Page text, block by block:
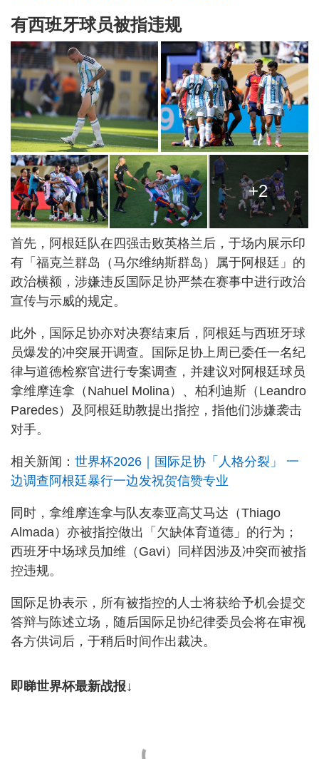
有西班牙球员被指违规
+2
首先，阿根廷队在四强击败英格兰后，于场内展示印
有「福克兰群岛（马尔维纳斯群岛）属于阿根廷」的
政治横额，涉嫌违反国际足协严禁在赛事中进行政治
宣传与示威的规定。
此外，国际足协亦对决赛结束后，阿根廷与西班牙球
员爆发的冲突展开调查。国际足协上周已委任一名纪
律与道德检察官进行专案调查，并建议对阿根廷球员
拿维摩连拿（Nahuel Molina）、柏利迪斯（Leandro
Paredes）及阿根廷助教提出指控，指他们涉嫌袭击
对手。
相关新闻： 世界杯2026｜国际足协「人格分裂」 一
边调查阿根廷暴行一边发祝贺信赞专业
同时，拿维摩连拿与队友泰亚高艾马达（Thiago
Almada）亦被指控做出「欠缺体育道德」的行为；
西班牙中场球员加维（Gavi）同样因涉及冲突而被指
控违规。
国际足协表示，所有被指控的人士将获给予机会提交
答辩与陈述立场，随后国际足协纪律委员会将在审视
各方供词后，于稍后时间作出裁决。
即睇世界杯最新战报↓